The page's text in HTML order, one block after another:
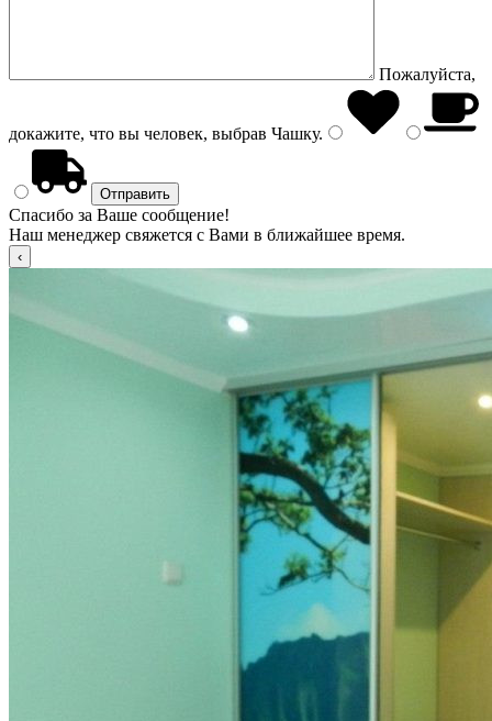
Пожалуйста,
докажите, что вы человек, выбрав Чашку.
Спасибо за Ваше сообщение!
Наш менеджер свяжется с Вами в ближайшее время.